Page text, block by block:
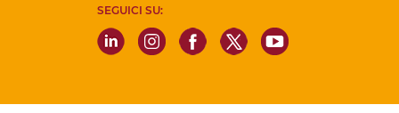
SEGUICI SU: